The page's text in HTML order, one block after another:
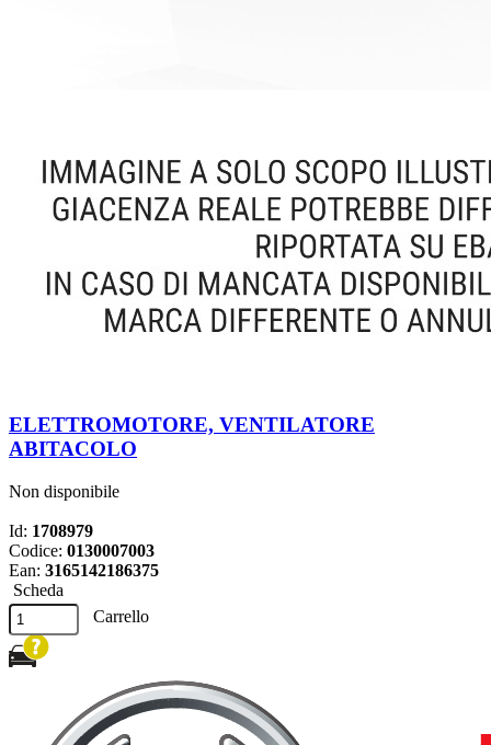
ELETTROMOTORE, VENTILATORE
ABITACOLO
Non disponibile
Id: 1708979
Codice: 0130007003
Ean: 3165142186375
Scheda
Carrello